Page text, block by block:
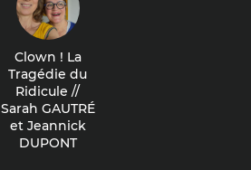
Clown ! La
Tragédie du
Ridicule //
Sarah GAUTRÉ
et Jeannick
DUPONT